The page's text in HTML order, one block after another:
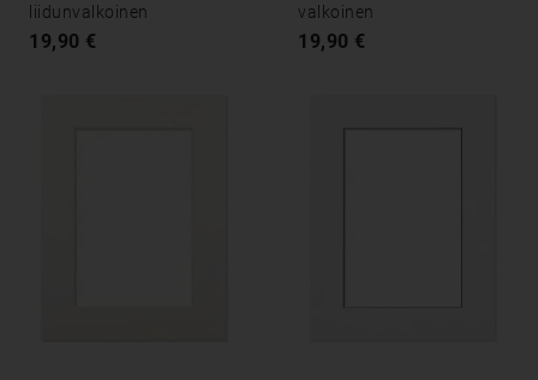
liidunvalkoinen
19,90 €
valkoinen
19,90 €